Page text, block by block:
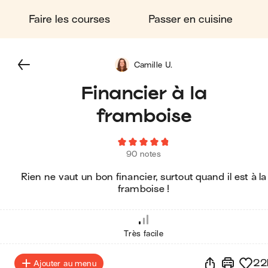
Faire les courses Passer en cuisine
Financier à la
framboise
90 notes
Rien ne vaut un bon financier, surtout quand il est à la
framboise !
Camille U.
Très facile
Ajouter au menu